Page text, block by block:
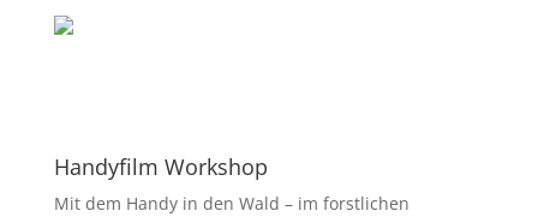
Handyfilm Workshop
Mit dem Handy in den Wald – im forstlichen